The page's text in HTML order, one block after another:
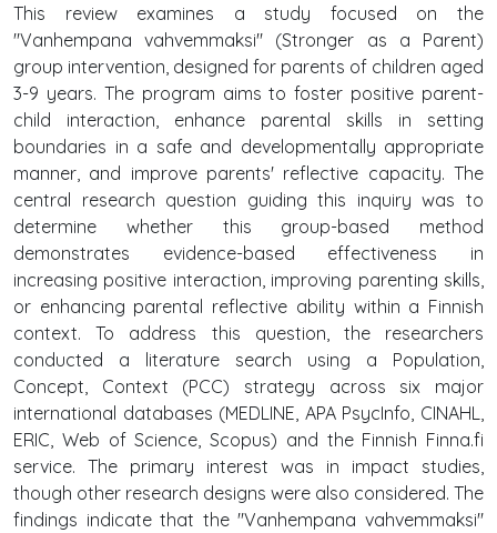
This review examines a study focused on the
"Vanhempana vahvemmaksi" (Stronger as a Parent)
group intervention, designed for parents of children aged
3-9 years. The program aims to foster positive parent-
child interaction, enhance parental skills in setting
boundaries in a safe and developmentally appropriate
manner, and improve parents' reflective capacity. The
central research question guiding this inquiry was to
determine whether this group-based method
demonstrates evidence-based effectiveness in
increasing positive interaction, improving parenting skills,
or enhancing parental reflective ability within a Finnish
context. To address this question, the researchers
conducted a literature search using a Population,
Concept, Context (PCC) strategy across six major
international databases (MEDLINE, APA PsycInfo, CINAHL,
ERIC, Web of Science, Scopus) and the Finnish Finna.fi
service. The primary interest was in impact studies,
though other research designs were also considered. The
findings indicate that the "Vanhempana vahvemmaksi"